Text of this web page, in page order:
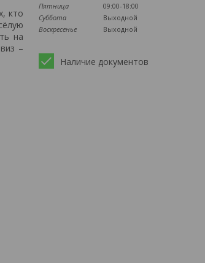
кто
на
–
Пятница
09:00-18:00
Суббота
Выходной
Воскресенье
Выходной
Наличие документов